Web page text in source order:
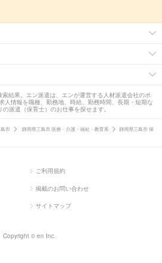
結果。エン派遣は、エンが運営する人材派遣会社のポ
人情報を職種、勤務地、時給、勤務時間、長期・短期な
派遣（保育士）のお仕事を探せます。
市 静岡県三島市 医療・介護・福祉・教育系
静岡県三島市 保
ご利用規約
掲載のお問い合わせ
サイトマップ
Copyright © en Inc.